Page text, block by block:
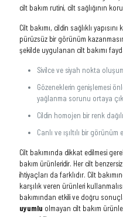
cilt bakım rutini, cilt sağlığının
Cilt bakımı, cildin sağlıklı
pürüzsüz bir görünüm
şekilde uygulanan cilt bakımı
Sivilce ve siyah nokta
Gözeneklerin genişlemesi
yağlanma sorunu ortaya
Cildin homojen bir renk
Canlı ve ışıltılı bir görünüm
Cilt bakımında dikkat edilmesi
bakım ürünleridir. Her cilt
ihtiyaçları da farklıdır. Cilt
karşılık veren ürünleri
bakımından etkili ve doğru
uyumlu olmayan cilt bakım